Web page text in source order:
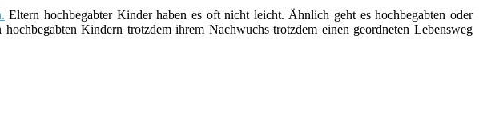
Eltern hochbegabter Kinder haben es oft nicht leicht. Ähnlich geht es hochbegabten oder
Kindern trotzdem ihrem Nachwuchs trotzdem einen geordneten Lebensweg